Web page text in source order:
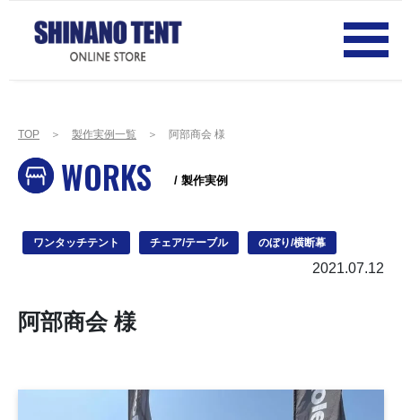
TOP ＞ 製作実例一覧 ＞ 阿部商会 様
WORKS / 製作実例
ワンタッチテント チェア/テーブル のぼり/横断幕
2021.07.12
阿部商会 様